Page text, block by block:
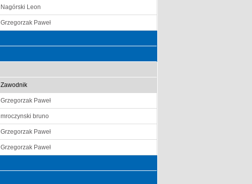
Nagórski Leon
Grzegorzak Paweł
Zawodnik
Grzegorzak Paweł
mroczynski bruno
Grzegorzak Paweł
Grzegorzak Paweł